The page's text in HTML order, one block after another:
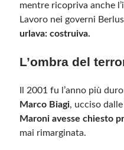
mentre ricopriva anche
Lavoro nei governi
urlava: costruiva.
L’ombra del
Il 2001 fu l’anno più
Marco Biagi, ucciso
Maroni avesse chiesto
mai rimarginata.